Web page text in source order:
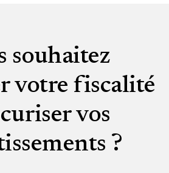
souhaitez
votre fiscalité
vos
?